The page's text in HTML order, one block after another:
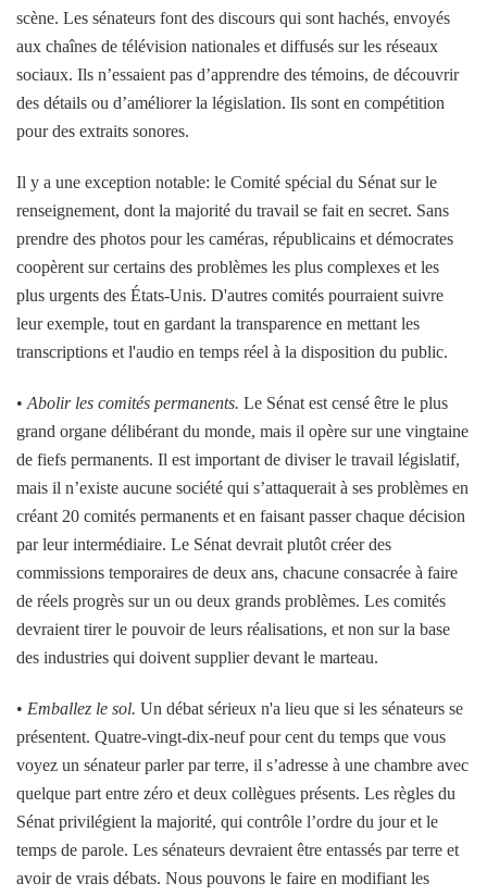
scène. Les sénateurs font des discours qui sont hachés, envoyés
aux chaînes de télévision nationales et diffusés sur les réseaux
sociaux. Ils n’essaient pas d’apprendre des témoins, de découvrir
des détails ou d’améliorer la législation. Ils sont en compétition
pour des extraits sonores.
Il y a une exception notable: le Comité spécial du Sénat sur le
renseignement, dont la majorité du travail se fait en secret. Sans
prendre des photos pour les caméras, républicains et démocrates
coopèrent sur certains des problèmes les plus complexes et les
plus urgents des États-Unis. D'autres comités pourraient suivre
leur exemple, tout en gardant la transparence en mettant les
transcriptions et l'audio en temps réel à la disposition du public.
• Abolir les comités permanents. Le Sénat est censé être le plus
grand organe délibérant du monde, mais il opère sur une vingtaine
de fiefs permanents. Il est important de diviser le travail législatif,
mais il n’existe aucune société qui s’attaquerait à ses problèmes en
créant 20 comités permanents et en faisant passer chaque décision
par leur intermédiaire. Le Sénat devrait plutôt créer des
commissions temporaires de deux ans, chacune consacrée à faire
de réels progrès sur un ou deux grands problèmes. Les comités
devraient tirer le pouvoir de leurs réalisations, et non sur la base
des industries qui doivent supplier devant le marteau.
• Emballez le sol. Un débat sérieux n'a lieu que si les sénateurs se
présentent. Quatre-vingt-dix-neuf pour cent du temps que vous
voyez un sénateur parler par terre, il s’adresse à une chambre avec
quelque part entre zéro et deux collègues présents. Les règles du
Sénat privilégient la majorité, qui contrôle l’ordre du jour et le
temps de parole. Les sénateurs devraient être entassés par terre et
avoir de vrais débats. Nous pouvons le faire en modifiant les